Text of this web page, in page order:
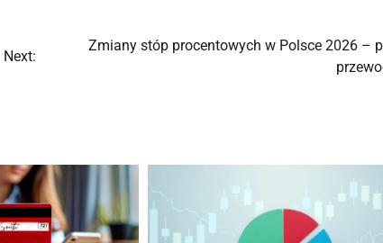
Next:
Zmiany stóp procentowych w Polsce 2026 –